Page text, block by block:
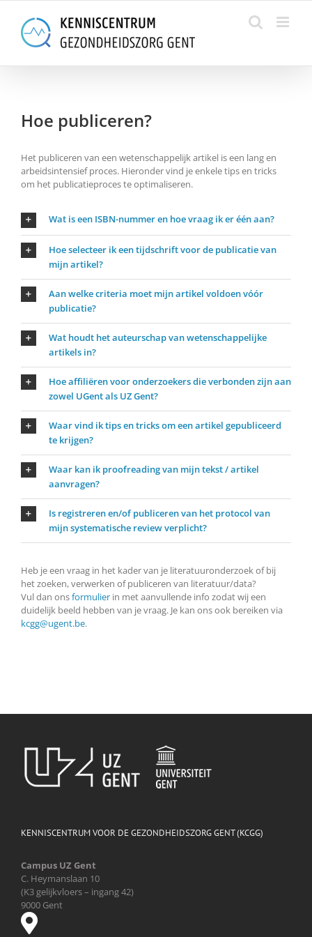
content
Hoe publiceren?
Het publiceren van een wetenschappelijk artikel is een lang en
arbeidsintensief proces. Hieronder vind je enkele tips en tricks
om het publicatieproces te optimaliseren.
Wat is een ISBN-nummer en hoe vraag ik er één aan?
Hoe selecteer ik een tijdschrift voor de publicatie van
mijn artikel?
Aan welke criteria moet mijn artikel voldoen vóór
publicatie?
Wat houdt het auteurschap van wetenschappelijke
artikels in?
Hoe affiliëren voor onderzoekers die verbonden zijn aan
zowel UGent als UZ Gent?
Waar vind ik tips en tricks om een artikel gepubliceerd
te krijgen?
Waar kan ik proofreading van mijn tekst / artikel
aanvragen?
Is registreren en/of publiceren van het protocol van
mijn systematische review verplicht?
Heb je een vraag in het kader van je literatuuronderzoek of bij
het zoeken, verwerken of publiceren van literatuur/data?
Vul dan onsformulierin met aanvullende info zodat wij een
duidelijk beeld hebben van je vraag. Je kan ons ook bereiken via
kcgg@ugent.be.
KENNISCENTRUM VOOR DE GEZONDHEIDSZORG GENT (KCGG)
Campus UZ Gent
C. Heymanslaan 10
(K3 gelijkvloers – ingang 42)
9000 Gent